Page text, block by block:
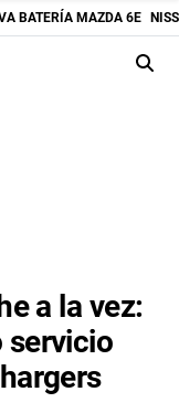
BATERÍA MAZDA 6E
a la vez:
servicio